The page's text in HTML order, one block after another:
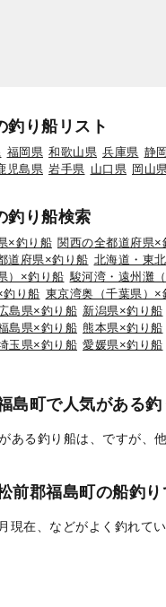
釣り船リスト
福岡県 和歌山県 兵庫県 静
児島県 岩手県 山口県 岡山
釣り船検索
×釣り船 関西の全都道府県×
道府県×釣り船 北海道・東
）×釣り船 駿河湾・遠州灘
釣り船 東京湾奥（千葉県）×
島県×釣り船 新潟県×釣り船
島県×釣り船 熊本県×釣り船
玉県×釣り船 愛媛県×釣り船
島町で人気がある
ある釣り船は、ですが、
前郡福島町の船釣
現在、などがよく釣れてい